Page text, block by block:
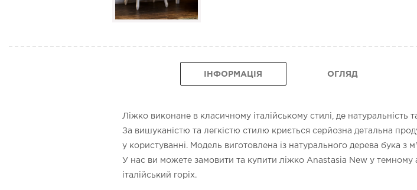
ІНФОРМАЦІЯ ОГЛЯД
Ліжко виконане в класичному італійському стилі, де натуральність
За вишуканістю та легкістю стилю криється серйозна детальна
у користуванні. Модель виготовлена із натурального дерева бука з
У нас ви можете замовити та купити ліжко Anastasia New у темному
італійський горіх.